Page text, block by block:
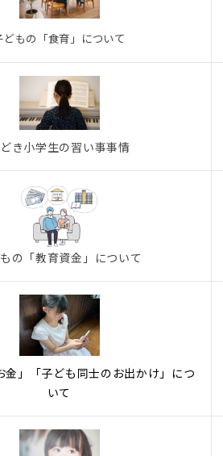
どもの「食育」について
き小学生の習い事事情
の「教育資金」について
金」「子ども同士のお出かけ」につ
いて